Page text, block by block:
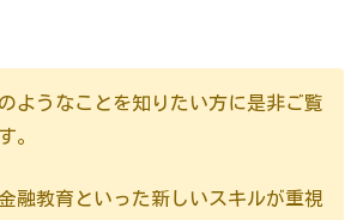
ようなことを知りたい方に是非ご覧
。
融教育といった新しいスキルが重視